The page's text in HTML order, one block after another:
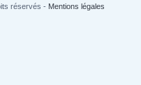
réservés - Mentions légales